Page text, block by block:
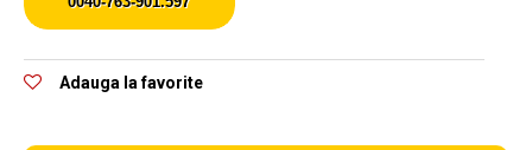
Adauga la favorite